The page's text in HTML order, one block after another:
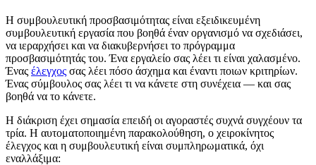
Η συμβουλευτική προσβασιμότητας είναι εξειδικευμένη
συμβουλευτική εργασία που βοηθά έναν οργανισμό να σχεδιάσει,
να ιεραρχήσει και να διακυβερνήσει το πρόγραμμα
προσβασιμότητάς του. Ένα εργαλείο σας λέει τι είναι χαλασμένο.
Ένας έλεγχος σας λέει πόσο άσχημα και έναντι ποιων κριτηρίων.
Ένας σύμβουλος σας λέει τι να κάνετε στη συνέχεια — και σας
βοηθά να το κάνετε.
Η διάκριση έχει σημασία επειδή οι αγοραστές συχνά συγχέουν τα
τρία. Η αυτοματοποιημένη παρακολούθηση, ο χειροκίνητος
έλεγχος και η συμβουλευτική είναι συμπληρωματικά, όχι
εναλλάξιμα: